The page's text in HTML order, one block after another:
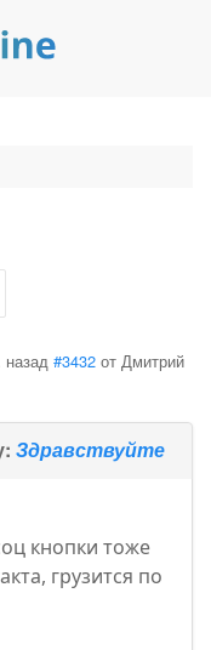
назад #3432 отДмитрий
Здравствуйте
кнопки тоже
грузится по